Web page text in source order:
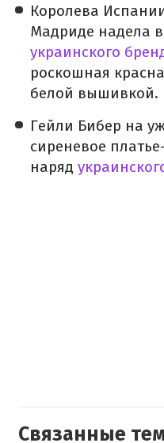
Королева
Мадриде надела
украинского
роскошная
белой вышивкой.
Гейли Бибер на
сиреневое
наряд
Связанные